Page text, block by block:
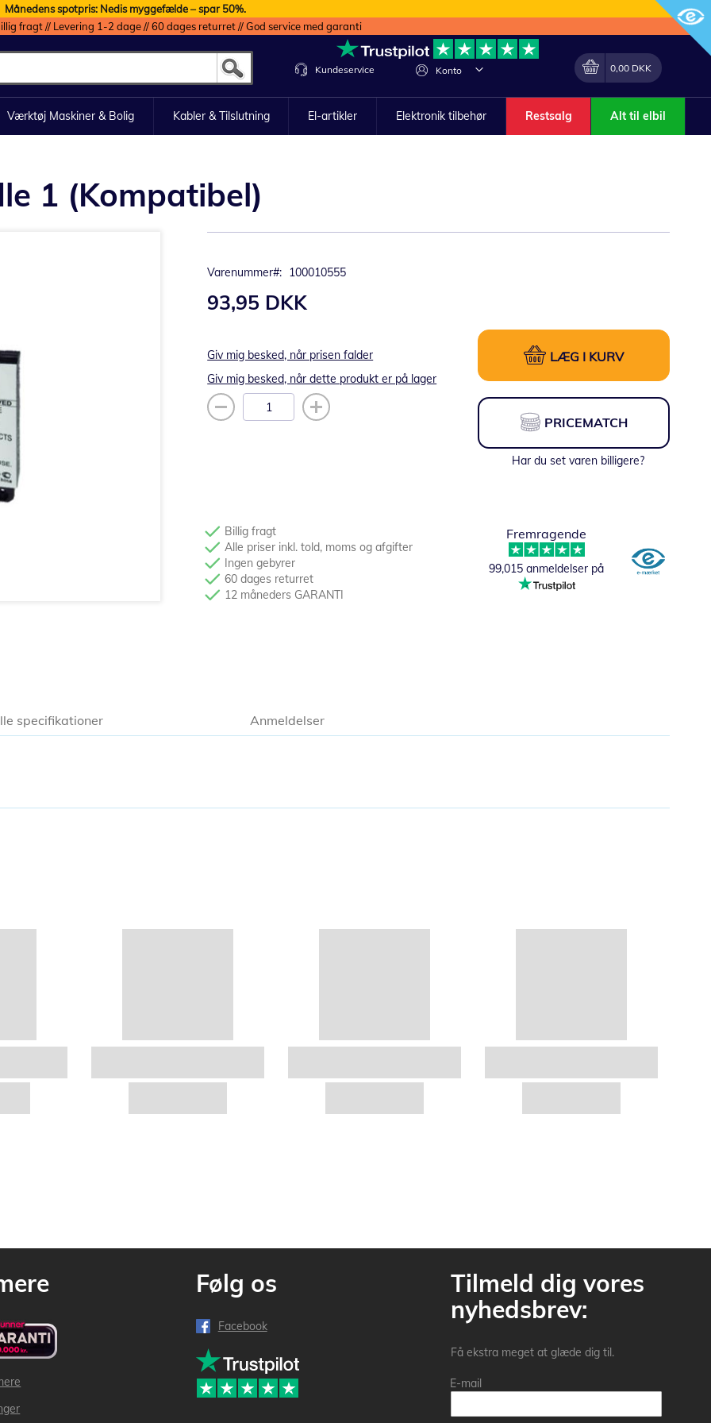
Månedens spotpris: Nedis myggefælde – spar 50%.
fragt // Levering 1-2 dage // 60 dages returret // God service med garanti
Konto
Lave
Min indkøbskurv
0,00 DKK
Kundeservice
Værktøj Maskiner & Bolig Kabler & Tilslutning El-artikler Elektronik tilbehør Restsalg Alt til elbil
1 (Kompatibel)
Varenummer 100010555
93,95 DKK
Giv mig besked, når prisen falder
Giv mig besked, når dette produkt er på lager
LÆG I KURV
PRICEMATCH
Har du set varen billigere?
Billig fragt
Alle priser inkl. told, moms og afgifter
Ingen gebyrer
60 dages returret
12 måneders GARANTI
Fremragende
99,015 anmeldelser på
specifikationer Anmeldelser
Følg os
Facebook
Tilmeld dig vores
nyhedsbrev:
Få ekstra meget at glæde dig til.
E-mail